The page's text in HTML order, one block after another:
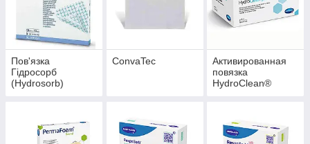
Пов'язка
Гідросорб
(Hydrosorb)
ConvaTec
Активированная
повязка
HydroClean®